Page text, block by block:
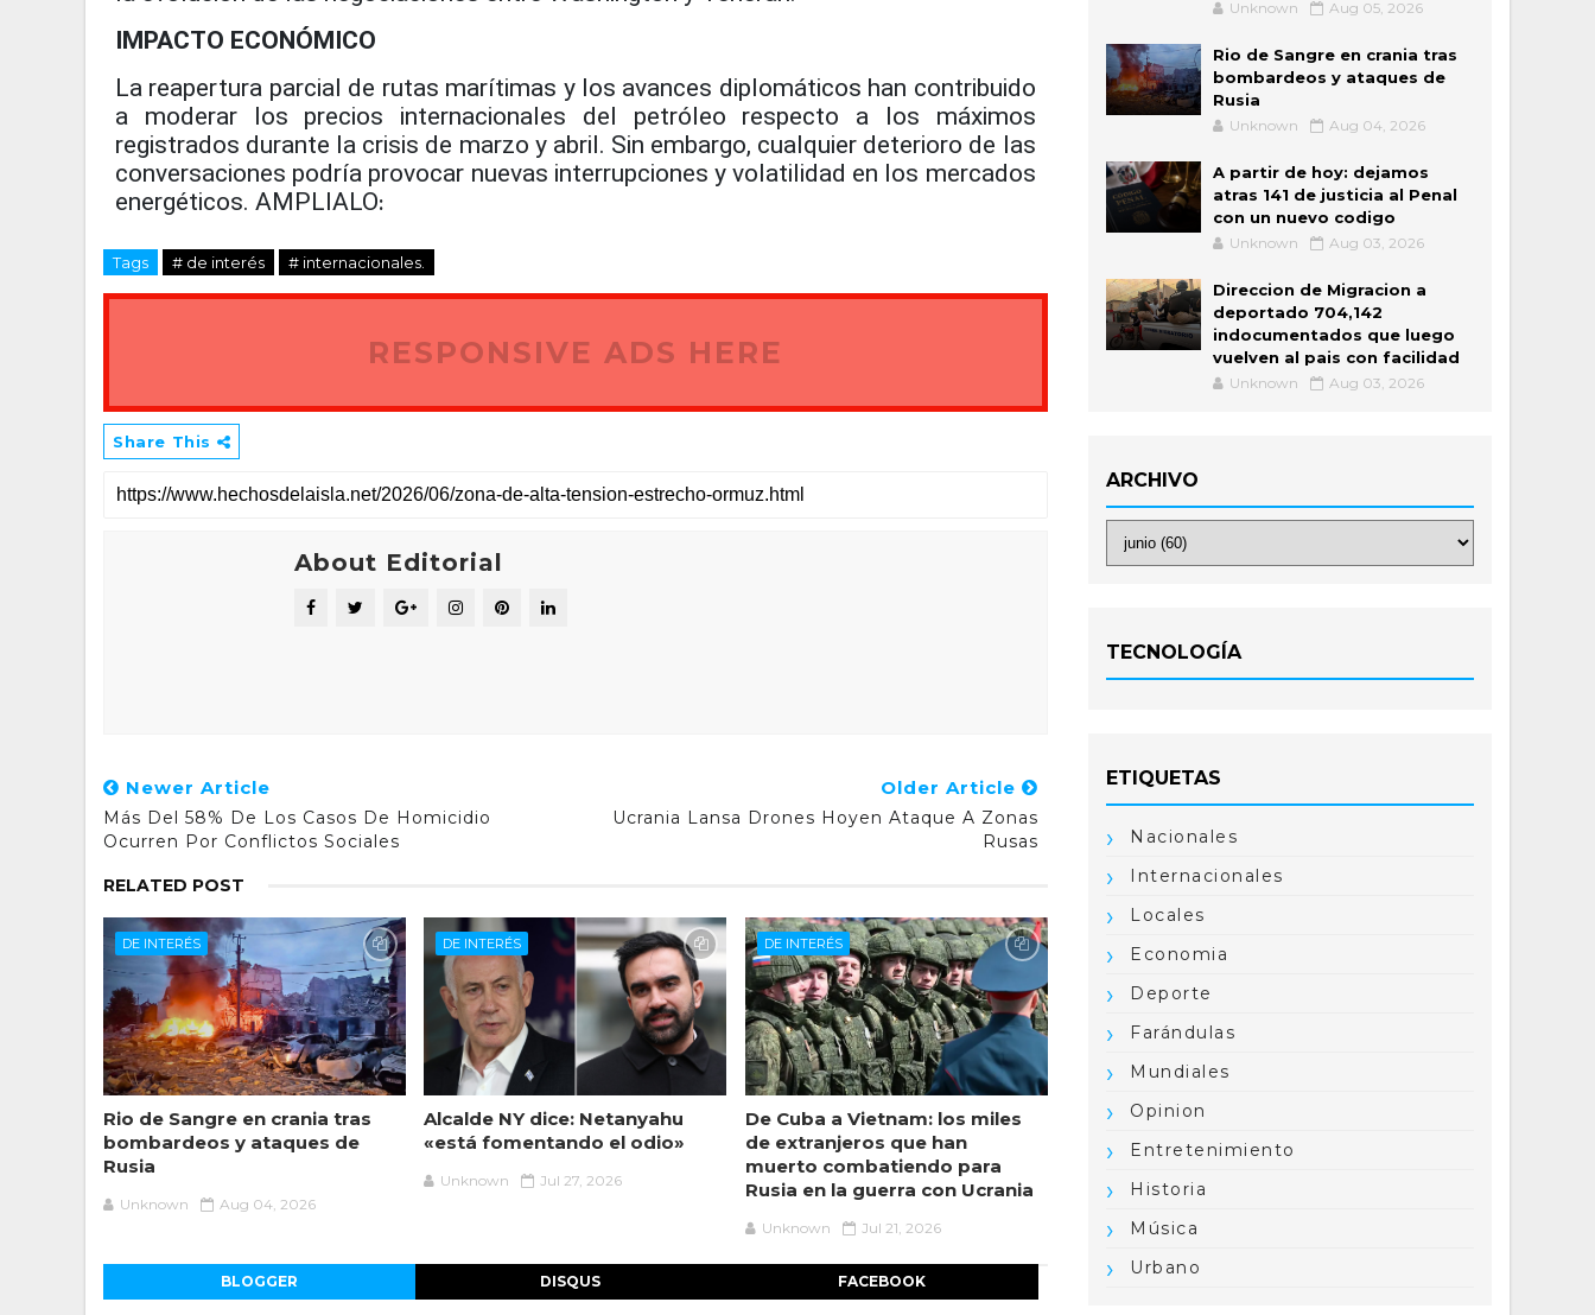
IMPACTO ECONÓMICO
La reapertura parcial de rutas marítimas y los avances diplomáticos han contribuido
a moderar los precios internacionales del petróleo respecto a los máximos
registrados durante la crisis de marzo y abril. Sin embargo, cualquier deterioro de las
conversaciones podría provocar nuevas interrupciones y volatilidad en los mercados
energéticos. AMPLIALO:
Tags # de interés # internacionales.
RESPONSIVE ADS HERE
Share This
About Editorial
Newer Article
Más Del 58% De Los Casos De Homicidio
Ocurren Por Conflictos Sociales
Older Article
Ucrania Lansa Drones Hoyen Ataque A Zonas
Rusas
RELATED POST
DE INTERÉS
Rio de Sangre en crania tras
bombardeos y ataques de
Rusia
Unknown Aug 04, 2026
DE INTERÉS
Alcalde NY dice: Netanyahu
«está fomentando el odio»
Unknown Jul 27, 2026
DE INTERÉS
De Cuba a Vietnam: los miles
de extranjeros que han
muerto combatiendo para
Rusia en la guerra con Ucrania
Unknown Jul 21, 2026
BLOGGER DISQUS FACEBOOK
Unknown Aug 05, 2026
Rio de Sangre en crania tras
bombardeos y ataques de
Rusia
Unknown Aug 04, 2026
A partir de hoy: dejamos
atras 141 de justicia al Penal
con un nuevo codigo
Unknown Aug 03, 2026
Direccion de Migracion a
deportado 704,142
indocumentados que luego
vuelven al pais con facilidad
Unknown Aug 03, 2026
ARCHIVO
TECNOLOGÍA
ETIQUETAS
Nacionales
Internacionales
Locales
Economia
Deporte
Farándulas
Mundiales
Opinion
Entretenimiento
Historia
Música
Urbano